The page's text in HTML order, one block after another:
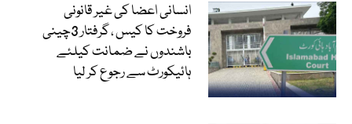
انسانی اعضا کی غیر قانونی
فروخت کا کیس ، گرفتار 3چینی
باشندوں نے ضمانت کیلئے
ہائیکورٹ سے رجوع کر لیا